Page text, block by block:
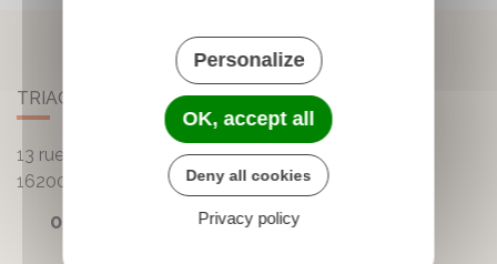
TRIAC-LAUTRAIT
13 rue de la Mairie - Lautrait
16200
Triac-Lautrait
05 45 81 05 41
Personalize
OK, accept all
Deny all cookies
Privacy policy